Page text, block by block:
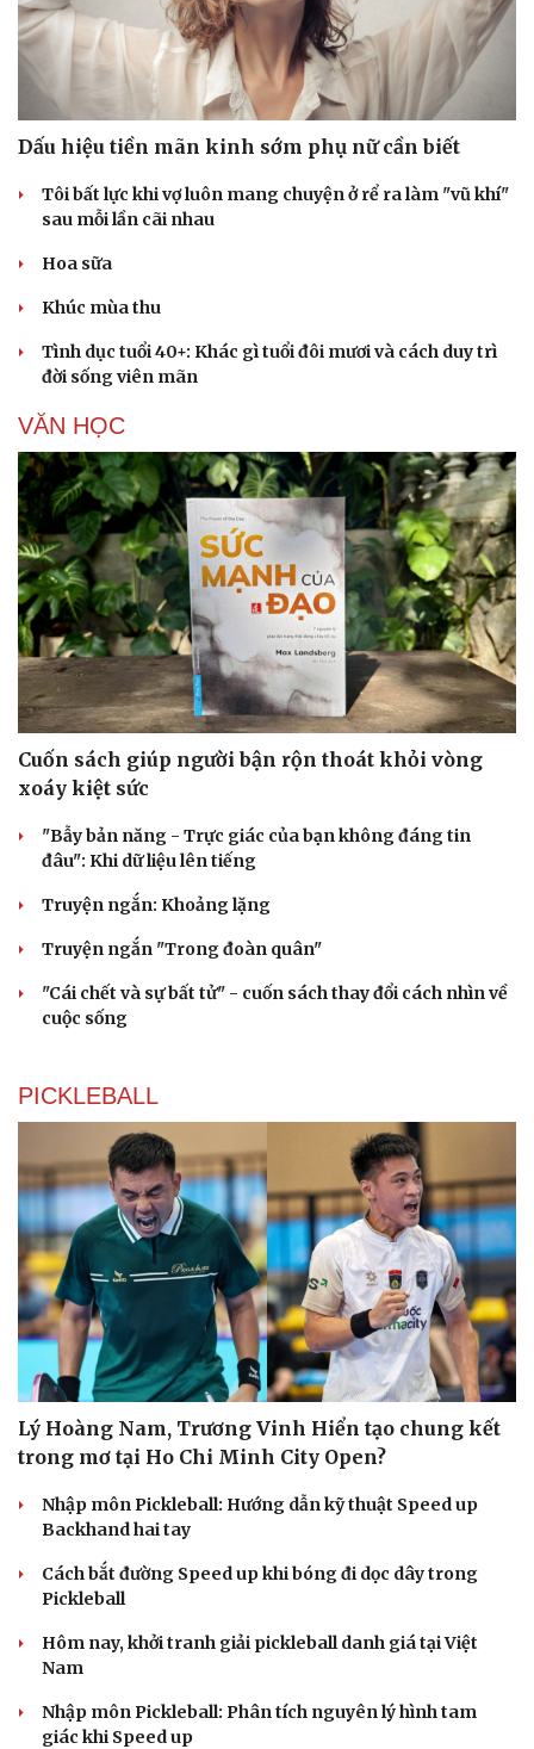
Cải chính
Dấu hiệu tiền mãn kinh sớm phụ nữ cần biết
Tôi bất lực khi vợ luôn mang chuyện ở rể ra làm "vũ khí"
sau mỗi lần cãi nhau
Hoa sữa
Khúc mùa thu
Tình dục tuổi 40+: Khác gì tuổi đôi mươi và cách duy trì
đời sống viên mãn
VĂN HỌC
Cuốn sách giúp người bận rộn thoát khỏi vòng
xoáy kiệt sức
"Bẫy bản năng - Trực giác của bạn không đáng tin
đâu": Khi dữ liệu lên tiếng
Truyện ngắn: Khoảng lặng
Truyện ngắn "Trong đoàn quân"
"Cái chết và sự bất tử" - cuốn sách thay đổi cách nhìn về
cuộc sống
PICKLEBALL
Lý Hoàng Nam, Trương Vinh Hiển tạo chung kết
trong mơ tại Ho Chi Minh City Open?
Nhập môn Pickleball: Hướng dẫn kỹ thuật Speed up
Backhand hai tay
Cách bắt đường Speed up khi bóng đi dọc dây trong
Pickleball
Hôm nay, khởi tranh giải pickleball danh giá tại Việt
Nam
Nhập môn Pickleball: Phân tích nguyên lý hình tam
giác khi Speed up